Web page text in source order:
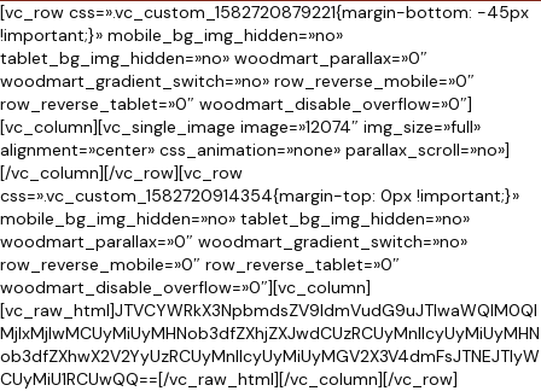
[vc_row css=».vc_custom_1582720879221{margin-bottom: -45px
!important;}» mobile_bg_img_hidden=»no»
tablet_bg_img_hidden=»no» woodmart_parallax=»0″
woodmart_gradient_switch=»no» row_reverse_mobile=»0″
row_reverse_tablet=»0″ woodmart_disable_overflow=»0″]
[vc_column][vc_single_image image=»12074″ img_size=»full»
alignment=»center» css_animation=»none» parallax_scroll=»no»]
[/vc_column][/vc_row][vc_row
css=».vc_custom_1582720914354{margin-top: 0px !important;}»
mobile_bg_img_hidden=»no» tablet_bg_img_hidden=»no»
woodmart_parallax=»0″ woodmart_gradient_switch=»no»
row_reverse_mobile=»0″ row_reverse_tablet=»0″
woodmart_disable_overflow=»0″][vc_column]
[vc_raw_html]JTVCYWRkX3NpbmdsZV9ldmVudG9uJTIwaWQlM0Ql
MjIxMjIwMCUyMiUyMHNob3dfZXhjZXJwdCUzRCUyMnllcyUyMiUyMHN
ob3dfZXhwX2V2YyUzRCUyMnllcyUyMiUyMGV2X3V4dmFsJTNEJTIyW
CUyMiU1RCUwQQ==[/vc_raw_html][/vc_column][/vc_row]